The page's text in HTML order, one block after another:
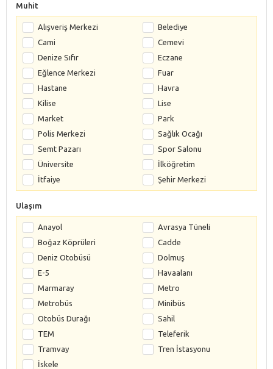
Muhit
Alışveriş Merkezi
Belediye
Cami
Cemevi
Denize Sıfır
Eczane
Eğlence Merkezi
Fuar
Hastane
Havra
Kilise
Lise
Market
Park
Polis Merkezi
Sağlık Ocağı
Semt Pazarı
Spor Salonu
Üniversite
İlköğretim
İtfaiye
Şehir Merkezi
Ulaşım
Anayol
Avrasya Tüneli
Boğaz Köprüleri
Cadde
Deniz Otobüsü
Dolmuş
E-5
Havaalanı
Marmaray
Metro
Metrobüs
Minibüs
Otobüs Durağı
Sahil
TEM
Teleferik
Tramvay
Tren İstasyonu
İskele